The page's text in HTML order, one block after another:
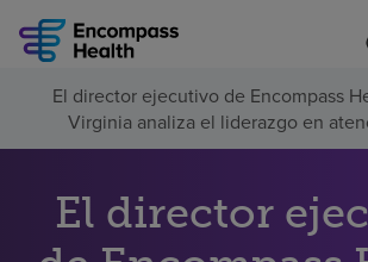
l
Encuentre una localidad cerca
Por qué debe elegirnos
El director ejecutivo de Encompass
Virginia analiza el liderazgo en
El director